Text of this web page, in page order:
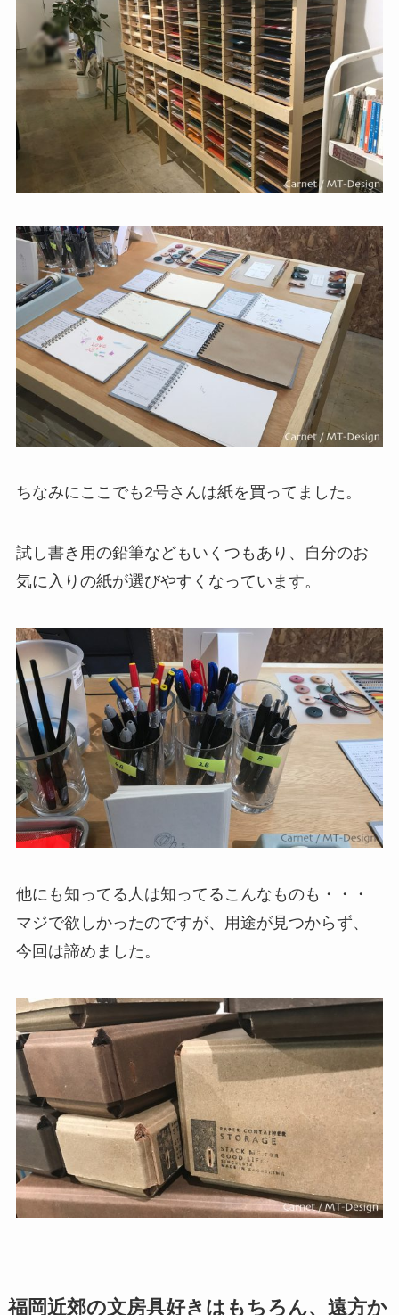
ちなみにここでも2号さんは紙を買ってました。
試し書き用の鉛筆などもいくつもあり、自分のお
気に入りの紙が選びやすくなっています。
他にも知ってる人は知ってるこんなものも・・・
マジで欲しかったのですが、用途が見つからず、
今回は諦めました。
福岡近郊の文房具好きはもちろん、遠方か